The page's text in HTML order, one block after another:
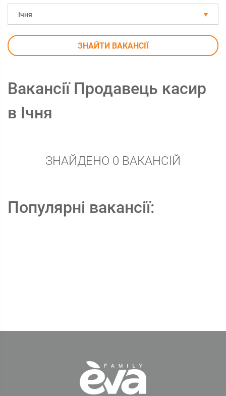
Ічня
ЗНАЙТИ ВАКАНСІЇ
Вакансії Продавець касир
в Ічня
ЗНАЙДЕНО 0 ВАКАНСІЙ
Популярні вакансії: